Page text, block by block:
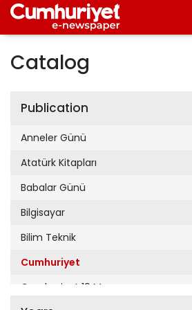
Catalog
Publication
Anneler Günü
Atatürk Kitapları
Babalar Günü
Bilgisayar
Bilim Teknik
Cumhuriyet
Cumhuriyet 19 Mayıs